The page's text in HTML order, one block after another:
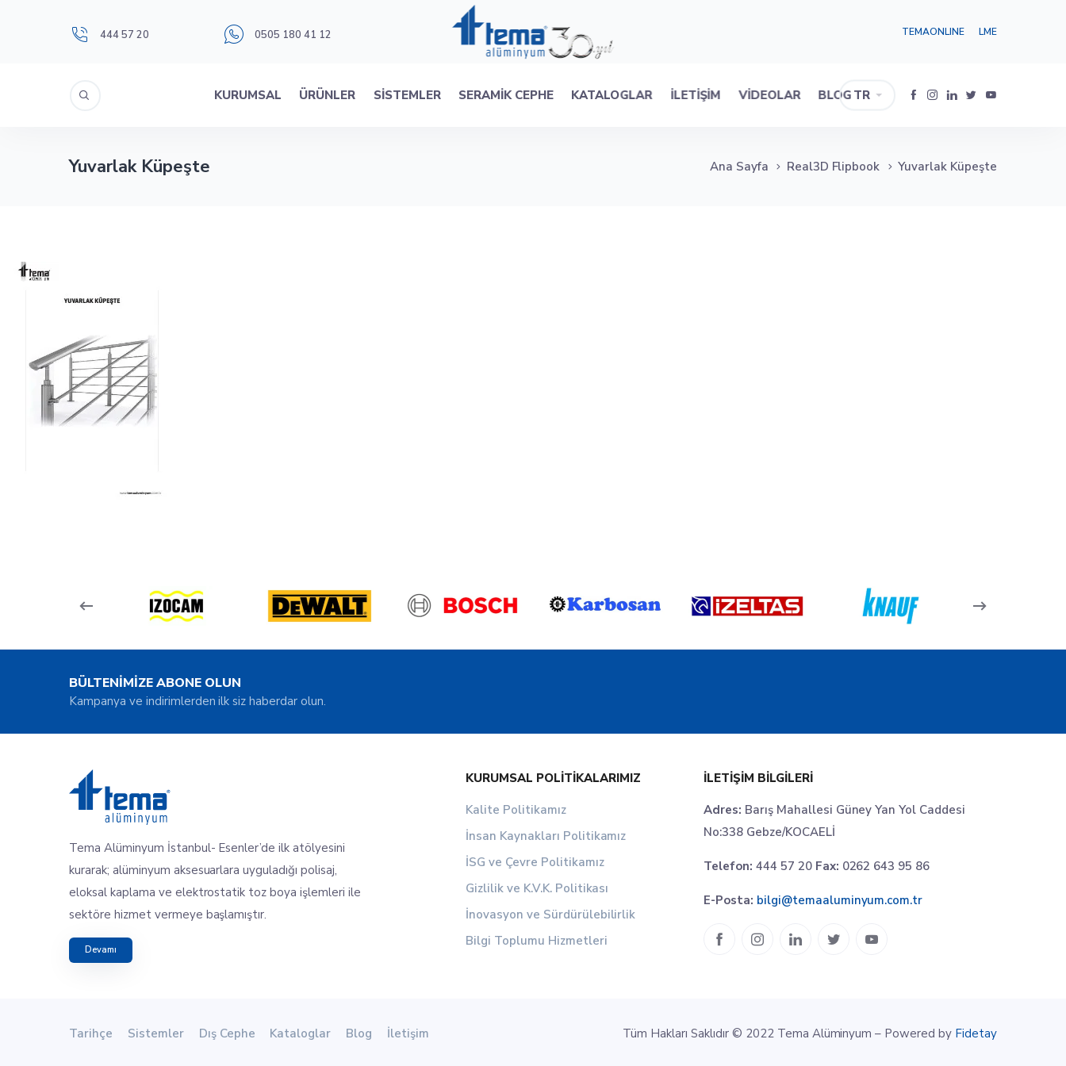
444 57 20 0505 180 41 12 TEMAONLINE LME
KURUMSAL ÜRÜNLER SISTEMLER SERAMIK CEPHE KATALOGLAR İLETIŞIM VIDEOLAR BLOG TR
Yuvarlak Küpeşte Ana Sayfa Real3D Flipbook Yuvarlak Küpeşte
BÜLTENİMİZE ABONE OLUN
Kampanya ve indirimlerden ilk siz haberdar olun.
Tema Alüminyum İstanbul- Esenler’de ilk atölyesini
kurarak; alüminyum aksesuarlara uyguladığı polisaj,
eloksal kaplama ve elektrostatik toz boya işlemleri ile
sektöre hizmet vermeye başlamıştır.
Devamı
KURUMSAL POLITIKALARIMIZ
Kalite Politikamız
İnsan Kaynakları Politikamız
İSG ve Çevre Politikamız
Gizlilik ve K.V.K. Politikası
İnovasyon ve Sürdürülebilirlik
Bilgi Toplumu Hizmetleri
İLETIŞIM BILGILERI
Adres: Barış Mahallesi Güney Yan Yol Caddesi
No:338 Gebze/KOCAELİ
Telefon: 444 57 20 Fax: 0262 643 95 86
E-Posta: bilgi@temaaluminyum.com.tr
Tarihçe Sistemler Dış Cephe Kataloglar Blog İletişim Tüm Hakları Saklıdır © 2022 Tema Alüminyum – Powered by Fidetay